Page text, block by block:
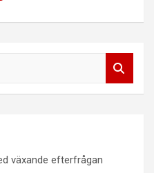
växande efterfrågan